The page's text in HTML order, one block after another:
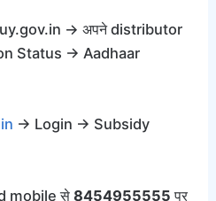
→ अपने distributor
Status → Aadhaar
→ Login → Subsidy
mobile से8454955555 पर